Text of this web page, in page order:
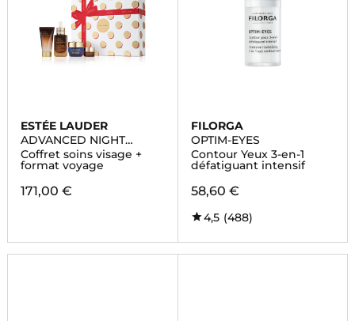
ESTÉE LAUDER
ADVANCED NIGHT
REPAIR
Coffret soins visage +
format voyage
171,00 €
FILORGA
OPTIM-EYES
Contour Yeux 3-en-1
défatiguant intensif
58,60 €
4,5 (488)